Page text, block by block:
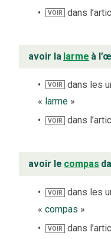
VOIR dans
avoir la larme à
VOIR
dans les
« larme »
VOIR dans
avoir le compas
VOIR
dans les
« compas »
VOIR dans